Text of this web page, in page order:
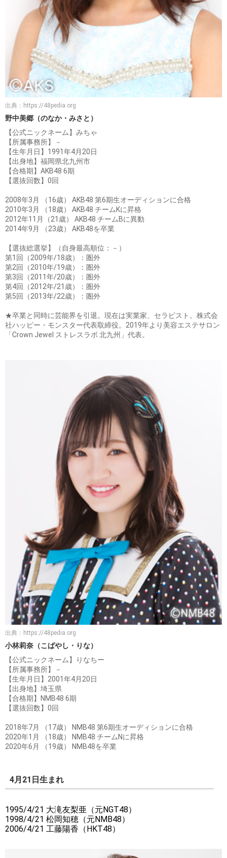
出典： https://48pedia.org
野中美郷（のなか・みさと）
【公式ニックネーム】みちゃ
【所属事務所】－
【生年月日】1991年4月20日
【出身地】福岡県北九州市
【合格期】AKB48 6期
【選抜回数】0回
2008年3月 （16歳） AKB48 第6期生オーディションに合格
2010年3月 （18歳） AKB48 チームKに昇格
2012年11月（21歳） AKB48 チームBに異動
2014年9月 （23歳） AKB48を卒業
【選抜総選挙】（自身最高順位：－）
第1回（2009年/18歳）：圏外
第2回（2010年/19歳）：圏外
第3回（2011年/20歳）：圏外
第4回（2012年/21歳）：圏外
第5回（2013年/22歳）：圏外
★卒業と同時に芸能界を引退。現在は実業家、セラピスト。株式会
社ハッピー・モンスター代表取締役。2019年より美容エステサロン
「Crown Jewel ストレスラボ 北九州」代表。
出典： https://48pedia.org
小林莉奈（こばやし・りな）
【公式ニックネーム】りなちー
【所属事務所】－
【生年月日】2001年4月20日
【出身地】埼玉県
【合格期】NMB48 6期
【選抜回数】0回
2018年7月 （17歳） NMB48 第6期生オーディションに合格
2020年1月 （18歳） NMB48 チームNに昇格
2020年6月 （19歳） NMB48を卒業
4月21日生まれ
1995/4/21 大滝友梨亜（元NGT48）
1998/4/21 松岡知穂（元NMB48）
2006/4/21 工藤陽香（HKT48）